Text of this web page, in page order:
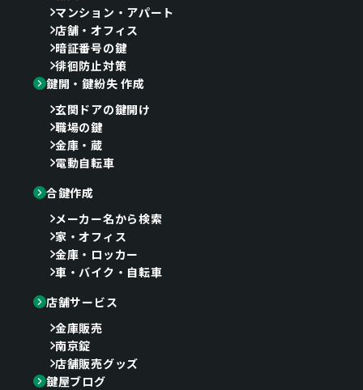
マンション・アパート
店舗・オフィス
暗証番号の鍵
徘徊防止対策
鍵開・鍵紛失 作成
玄関ドアの鍵開け
職場の鍵
金庫・蔵
電動自転車
合鍵作成
メーカー名から検索
家・オフィス
金庫・ロッカー
車・バイク・自転車
店舗サービス
金庫販売
南京錠
店舗販売グッズ
鍵屋ブログ